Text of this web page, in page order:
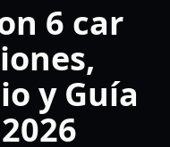
6 car
y Guía